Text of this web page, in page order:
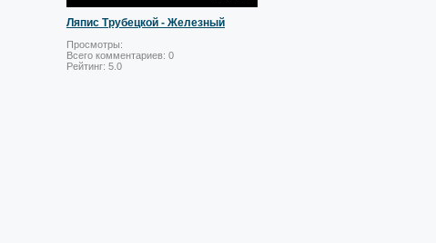
Ляпис Трубецкой - Железный
Просмотры:
Всего комментариев: 0
Рейтинг: 5.0